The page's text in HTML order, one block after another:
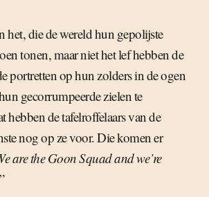
het, die de wereld hun gepolijste
tonen, maar niet het lef hebben de
portretten op hun zolders in de ogen
gecorrumpeerde zielen te
hebben de tafelroffelaars van de
nog op ze voor. Die komen er
are the Goon Squad and we’re